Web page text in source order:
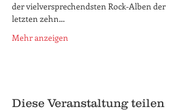
der vielversprechendsten Rock-Alben der
letzten zehn…
Mehr anzeigen
Diese Veranstaltung teilen